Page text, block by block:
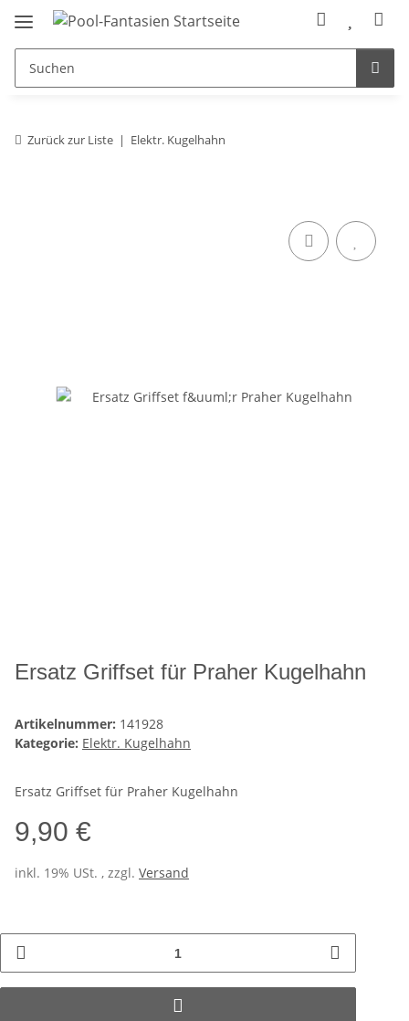
Zurück zur Liste Elektr. Kugelhahn
Ersatz Griffset für Praher Kugelhahn
Artikelnummer: 141928
Kategorie: Elektr. Kugelhahn
Ersatz Griffset für Praher Kugelhahn
9,90 €
inkl. 19% USt. , zzgl. Versand